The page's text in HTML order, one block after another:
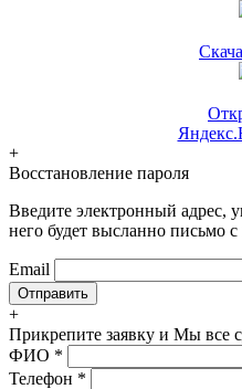
+
Восстановление пароля
Введите электронный адрес,
него будет высланно письмо
Email
+
Прикрепите заявку и Мы все
ФИО *
Телефон *